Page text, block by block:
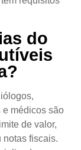
do
e médicos são
de valor,
notas fiscais.